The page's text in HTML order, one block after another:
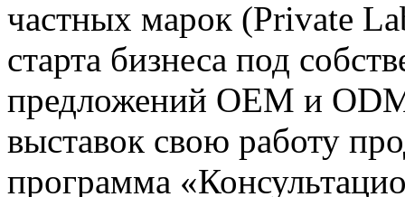
частных марок (Private
старта бизнеса под
предложений OEM и
выставок свою работу
программа